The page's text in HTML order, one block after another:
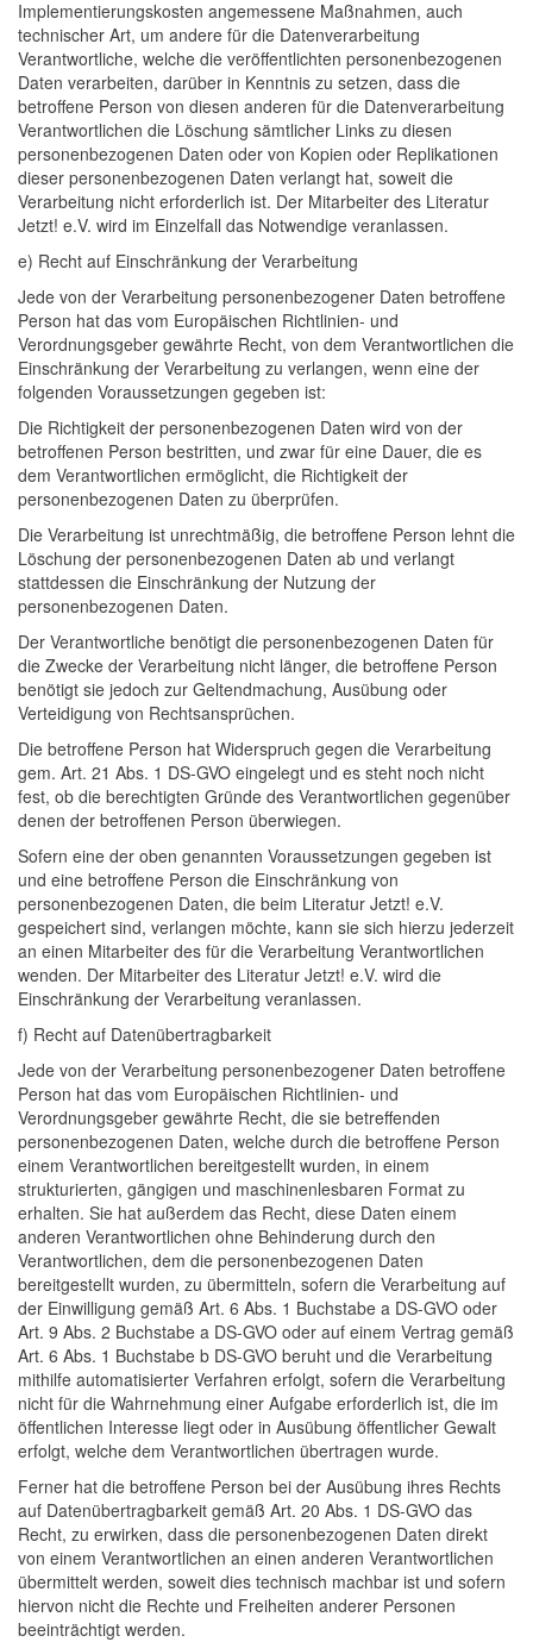
Implementierungskosten angemessene Maßnahmen, auch
technischer Art, um andere für die Datenverarbeitung
Verantwortliche, welche die veröffentlichten personenbezogenen
Daten verarbeiten, darüber in Kenntnis zu setzen, dass die
betroffene Person von diesen anderen für die Datenverarbeitung
Verantwortlichen die Löschung sämtlicher Links zu diesen
personenbezogenen Daten oder von Kopien oder Replikationen
dieser personenbezogenen Daten verlangt hat, soweit die
Verarbeitung nicht erforderlich ist. Der Mitarbeiter des Literatur
Jetzt! e.V. wird im Einzelfall das Notwendige veranlassen.
e) Recht auf Einschränkung der Verarbeitung
Jede von der Verarbeitung personenbezogener Daten betroffene
Person hat das vom Europäischen Richtlinien- und
Verordnungsgeber gewährte Recht, von dem Verantwortlichen die
Einschränkung der Verarbeitung zu verlangen, wenn eine der
folgenden Voraussetzungen gegeben ist:
Die Richtigkeit der personenbezogenen Daten wird von der
betroffenen Person bestritten, und zwar für eine Dauer, die es
dem Verantwortlichen ermöglicht, die Richtigkeit der
personenbezogenen Daten zu überprüfen.
Die Verarbeitung ist unrechtmäßig, die betroffene Person lehnt die
Löschung der personenbezogenen Daten ab und verlangt
stattdessen die Einschränkung der Nutzung der
personenbezogenen Daten.
Der Verantwortliche benötigt die personenbezogenen Daten für
die Zwecke der Verarbeitung nicht länger, die betroffene Person
benötigt sie jedoch zur Geltendmachung, Ausübung oder
Verteidigung von Rechtsansprüchen.
Die betroffene Person hat Widerspruch gegen die Verarbeitung
gem. Art. 21 Abs. 1 DS-GVO eingelegt und es steht noch nicht
fest, ob die berechtigten Gründe des Verantwortlichen gegenüber
denen der betroffenen Person überwiegen.
Sofern eine der oben genannten Voraussetzungen gegeben ist
und eine betroffene Person die Einschränkung von
personenbezogenen Daten, die beim Literatur Jetzt! e.V.
gespeichert sind, verlangen möchte, kann sie sich hierzu jederzeit
an einen Mitarbeiter des für die Verarbeitung Verantwortlichen
wenden. Der Mitarbeiter des Literatur Jetzt! e.V. wird die
Einschränkung der Verarbeitung veranlassen.
f) Recht auf Datenübertragbarkeit
Jede von der Verarbeitung personenbezogener Daten betroffene
Person hat das vom Europäischen Richtlinien- und
Verordnungsgeber gewährte Recht, die sie betreffenden
personenbezogenen Daten, welche durch die betroffene Person
einem Verantwortlichen bereitgestellt wurden, in einem
strukturierten, gängigen und maschinenlesbaren Format zu
erhalten. Sie hat außerdem das Recht, diese Daten einem
anderen Verantwortlichen ohne Behinderung durch den
Verantwortlichen, dem die personenbezogenen Daten
bereitgestellt wurden, zu übermitteln, sofern die Verarbeitung auf
der Einwilligung gemäß Art. 6 Abs. 1 Buchstabe a DS-GVO oder
Art. 9 Abs. 2 Buchstabe a DS-GVO oder auf einem Vertrag gemäß
Art. 6 Abs. 1 Buchstabe b DS-GVO beruht und die Verarbeitung
mithilfe automatisierter Verfahren erfolgt, sofern die Verarbeitung
nicht für die Wahrnehmung einer Aufgabe erforderlich ist, die im
öffentlichen Interesse liegt oder in Ausübung öffentlicher Gewalt
erfolgt, welche dem Verantwortlichen übertragen wurde.
Ferner hat die betroffene Person bei der Ausübung ihres Rechts
auf Datenübertragbarkeit gemäß Art. 20 Abs. 1 DS-GVO das
Recht, zu erwirken, dass die personenbezogenen Daten direkt
von einem Verantwortlichen an einen anderen Verantwortlichen
übermittelt werden, soweit dies technisch machbar ist und sofern
hiervon nicht die Rechte und Freiheiten anderer Personen
beeinträchtigt werden.